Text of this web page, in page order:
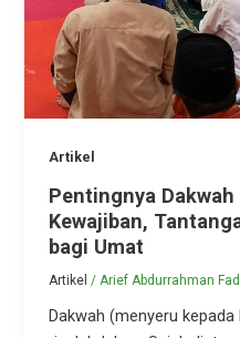
Artikel
Pentingnya
Kewajiban,
bagi Umat
Artikel / Arief Abdurrahman
Dakwah (menyeru